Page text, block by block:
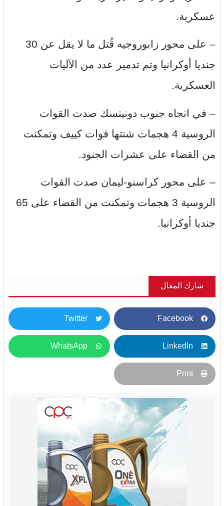
عسكرية.
– على محور زابوروجيه قُتل ما لا يقل عن 30
جنديا أوكرانيا وتم تدمير عدد من الآليات
العسكرية.
– في اتجاه جنوب دونيتسك صدت القوات
الروسية 4 هجمات شنتها قوات كييف وتمكنت
من القضاء على عشرات الجنود.
– على محور كراسنو-ليمان صدت القوات
الروسية 3 هجمات وتمكنت من القضاء على 65
جنديا أوكرانيا.
شارك المقال
Facebook
Twitter
LinkedIn
WhatsApp
Print